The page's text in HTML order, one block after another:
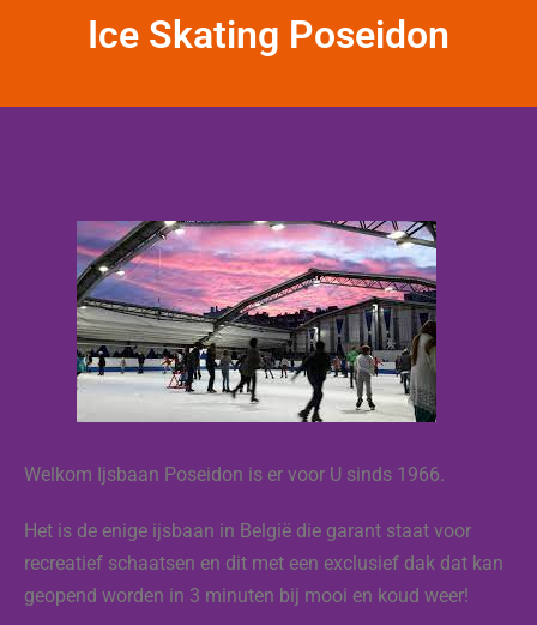
Ice Skating Poseidon
Welkom Ijsbaan Poseidon is er voor U sinds 1966.
Het is de enige ijsbaan in België die garant staat voor
recreatief schaatsen en dit met een exclusief dak dat kan
geopend worden in 3 minuten bij mooi en koud weer!